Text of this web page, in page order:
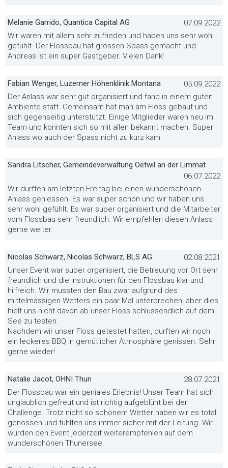
Melanie Garrido, Quantica Capital AG
07.09.2022
Wir waren mit allem sehr zufrieden und haben uns sehr wohl
gefühlt. Der Flossbau hat grossen Spass gemacht und
Andreas ist ein super Gastgeber. Vielen Dank!
Fabian Wenger, Luzerner Höhenklinik Montana
05.09.2022
Der Anlass war sehr gut organisiert und fand in einem guten
Ambiente statt. Gemeinsam hat man am Floss gebaut und
sich gegenseitig unterstützt. Einige Mitglieder waren neu im
Team und konnten sich so mit allen bekannt machen. Super
Anlass wo auch der Spass nicht zu kurz kam.
Sandra Litscher, Gemeindeverwaltung Oetwil an der Limmat
06.07.2022
Wir durften am letzten Freitag bei einen wunderschönen
Anlass geniessen. Es war super schön und wir haben uns
sehr wohl gefühlt. Es war super organisiert und die Mitarbeiter
vom Flossbau sehr freundlich. Wir empfehlen diesen Anlass
gerne weiter.
Nicolas Schwarz, Nicolas Schwarz, BLS AG
02.08.2021
Unser Event war super organisiert, die Betreuung vor Ort sehr
freundlich und die Instruktionen für den Flossbau klar und
hilfreich. Wir mussten den Bau zwar aufgrund des
mittelmässigen Wetters ein paar Mal unterbrechen, aber dies
hielt uns nicht davon ab unser Floss schlussendlich auf dem
See zu testen.
Nachdem wir unser Floss getestet hatten, durften wir noch
ein leckeres BBQ in gemütlicher Atmosphäre genissen. Sehr
gerne wieder!
Natalie Jacot, OHNI Thun
28.07.2021
Der Flossbau war ein geniales Erlebnis! Unser Team hat sich
unglaublich gefreut und ist richtig aufgeblüht bei der
Challenge. Trotz nicht so schönem Wetter haben wir es total
genossen und fühlten uns immer sicher mit der Leitung. Wir
würden den Event jederzeit weiterempfehlen auf dem
wunderschönen Thunersee.